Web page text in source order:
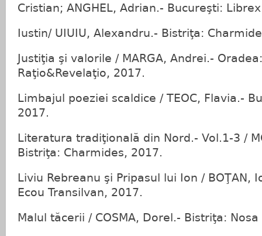
Cristian; ANGHEL, Adrian.- Bucureşti:
Iustin/ UIUIU, Alexandru.- Bistriţa:
Justiţia şi valorile / MARGA, Andrei.-
Raţio&Revelaţio, 2017.
Limbajul poeziei scaldice / TEOC, Flavia.-
2017.
Literatura tradiţională din Nord.- Vol.1-3 /
Bistriţa: Charmides, 2017.
Liviu Rebreanu şi Pripasul lui Ion / BOŢAN,
Ecou Transilvan, 2017.
Malul tăcerii / COSMA, Dorel.- Bistriţa: